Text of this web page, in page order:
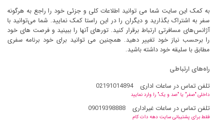
به کمک این سایت شما می توانید اطلاعات کلی و جزئی خود را راجع به هرگونه
سفر به اشتراک بگذارید و دیگران را در این راستا کمک نمایید. شما می‌توانید با
آژانس‌های مسافرتی ارتباط برقرار کنید. تورهای آنها را ببینید و فرصت های خود
را برحسب نیاز خود تغییر دهید. همچنین می توانید برای خود برنامه سفری
مطابق با سلیقه خود داشته باشید.
راه‌های ارتباطی
تلفن تماس در ساعات اداری
02191014894
داخلی "صفر" یا "صد و یک" را وارد نمایید
تلفن تماس در ساعات غیراداری 09019398888
فقط برای پشتیبانی سایت دهه دات کام